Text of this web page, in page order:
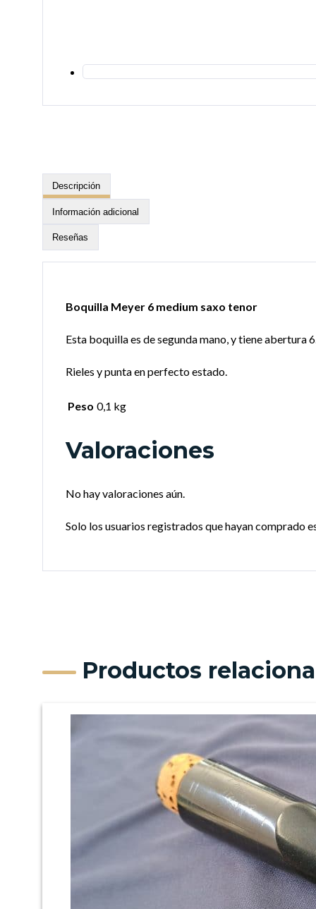
Descripción
Información adicional
Reseñas
Boquilla Meyer 6 medium saxo tenor
Esta boquilla es de segunda mano, y tiene abertura
Rieles y punta en perfecto estado.
Peso 0,1 kg
Valoraciones
No hay valoraciones aún.
Solo los usuarios registrados que hayan comprado
Productos